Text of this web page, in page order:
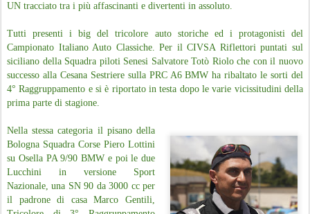
UN tracciato tra i più affascinanti e divertenti in assoluto.
Tutti presenti i big del tricolore auto storiche ed i protagonisti del
Campionato Italiano Auto Classiche. Per il CIVSA Riflettori puntati sul
siciliano della Squadra piloti Senesi Salvatore Totò Riolo che con il nuovo
successo alla Cesana Sestriere sulla PRC A6 BMW ha ribaltato le sorti del
4° Raggruppamento e si è riportato in testa dopo le varie vicissitudini della
prima parte di stagione.
Nella stessa categoria il pisano della
Bologna Squadra Corse Piero Lottini
su Osella PA 9/90 BMW e poi le due
Lucchini in versione Sport
Nazionale, una SN 90 da 3000 cc per
il padrone di casa Marco Gentili,